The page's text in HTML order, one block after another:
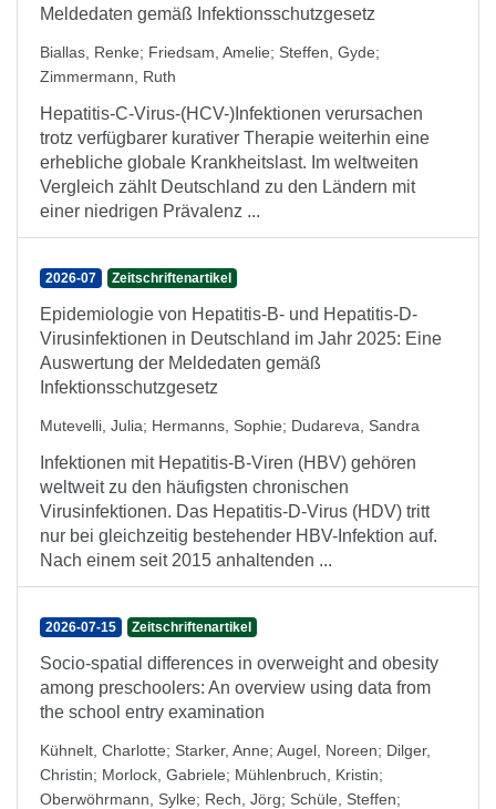
Meldedaten gemäß Infektionsschutzgesetz
Biallas, Renke; Friedsam, Amelie; Steffen, Gyde;
Zimmermann, Ruth
Hepatitis-C-Virus-(HCV-)Infektionen verursachen
trotz verfügbarer kurativer Therapie weiterhin eine
erhebliche globale Krankheitslast. Im weltweiten
Vergleich zählt Deutschland zu den Ländern mit
einer niedrigen Prävalenz ...
2026-07 Zeitschriftenartikel
Epidemiologie von Hepatitis-B- und Hepatitis-D-
Virusinfektionen in Deutschland im Jahr 2025: Eine
Auswertung der Meldedaten gemäß
Infektionsschutzgesetz
Mutevelli, Julia; Hermanns, Sophie; Dudareva, Sandra
Infektionen mit Hepatitis-B-Viren (HBV) gehören
weltweit zu den häufigsten chronischen
Virusinfektionen. Das Hepatitis-D-Virus (HDV) tritt
nur bei gleichzeitig bestehender HBV-Infektion auf.
Nach einem seit 2015 anhaltenden ...
2026-07-15 Zeitschriftenartikel
Socio-spatial differences in overweight and obesity
among preschoolers: An overview using data from
the school entry examination
Kühnelt, Charlotte; Starker, Anne; Augel, Noreen; Dilger,
Christin; Morlock, Gabriele; Mühlenbruch, Kristin;
Oberwöhrmann, Sylke; Rech, Jörg; Schüle, Steffen;